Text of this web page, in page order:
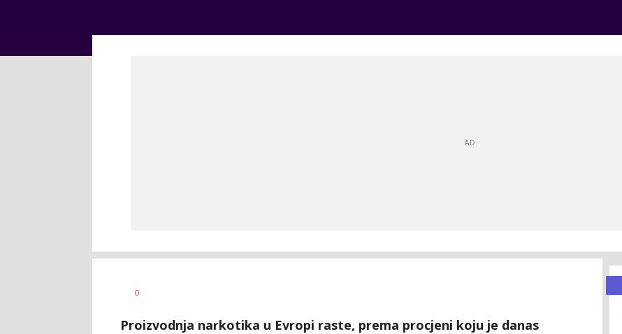
AUTOR
0
Proizvodnja narkotika u Evropi raste, prema procjeni koju je danas